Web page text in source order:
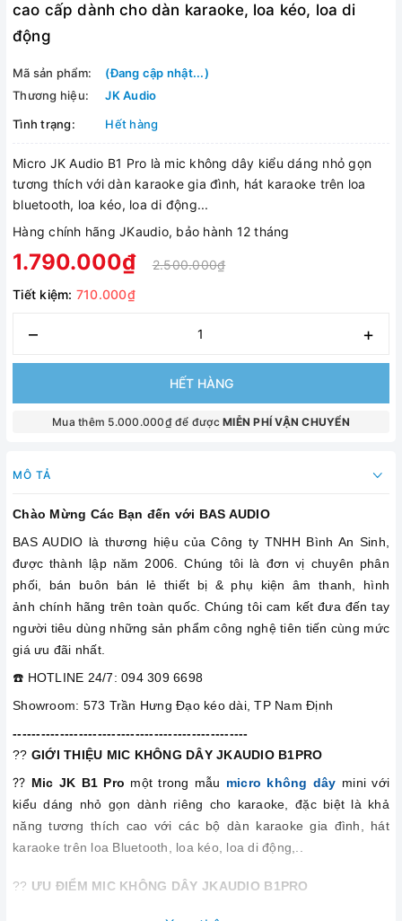
cao cấp dành cho dàn karaoke, loa kéo, loa di
động
Mã sản phẩm:
(Đang cập nhật...)
Thương hiệu:
JK Audio
Tình trạng:
Hết hàng
Micro JK Audio B1 Pro là mic không dây kiểu dáng nhỏ gọn
tương thích với dàn karaoke gia đình, hát karaoke trên loa
bluetooth, loa kéo, loa di động...
Hàng chính hãng JKaudio, bảo hành 12 tháng
1.790.000₫
2.500.000₫
Tiết kiệm: 710.000₫
– +
HẾT HÀNG
Mua thêm 5.000.000₫ để đượcMIỄN PHÍ VẬN CHUYỂN
MÔ TẢ
Chào Mừng Các Bạn đến với BAS AUDIO
BAS AUDIO là thương hiệu của Công ty TNHH Bình An Sinh,
được thành lập năm 2006. Chúng tôi là đơn vị chuyên phân
phối, bán buôn bán lẻ thiết bị & phụ kiện âm thanh, hình
ảnh chính hãng trên toàn quốc. Chúng tôi cam kết đưa đến tay
người tiêu dùng những sản phẩm công nghệ tiên tiến cùng mức
giá ưu đãi nhất.
☎️ HOTLINE 24/7: 094 309 6698
Showroom: 573 Trần Hưng Đạo kéo dài, TP Nam Định
--------------------------------------------------
?? GIỚI THIỆU MIC KHÔNG DÂY JKAUDIO B1PRO
?? Mic JK B1 Pro một trong mẫu micro không dây mini với
kiểu dáng nhỏ gọn dành riêng cho karaoke, đặc biệt là khả
năng tương thích cao với các bộ dàn karaoke gia đình, hát
karaoke trên loa Bluetooth, loa kéo, loa di động,..
?? ƯU ĐIỂM MIC KHÔNG DÂY JKAUDIO B1PRO
Micro JKaudio B1 Pro nổi bật với tay micro được sơn nano